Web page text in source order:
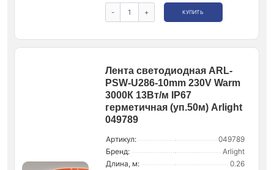
- + КУПИТЬ
Лента светодиодная ARL-
PSW-U286-10mm 230V Warm
3000К 13Вт/м IP67
герметичная (уп.50м) Arlight
049789
Артикул:
049789
Бренд:
Arlight
Длина, м:
0.26